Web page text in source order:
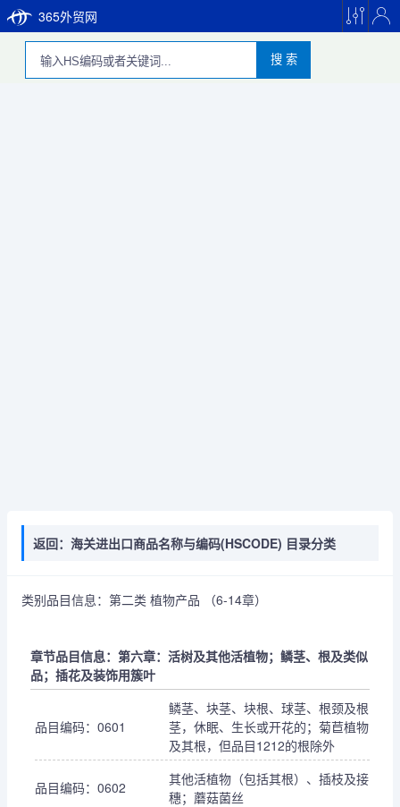
365外贸网
搜 索
返回：海关进出口商品名称与编码(HSCODE) 目录分类
类别品目信息：第二类 植物产品 （6-14章）
章节品目信息：第六章：活树及其他活植物；鳞茎、根及类似
品；插花及装饰用簇叶
品目编码：0601
鳞茎、块茎、块根、球茎、根颈及根
茎，休眠、生长或开花的；菊苣植物
及其根，但品目1212的根除外
品目编码：0602
其他活植物（包括其根）、插枝及接
穗；蘑菇菌丝